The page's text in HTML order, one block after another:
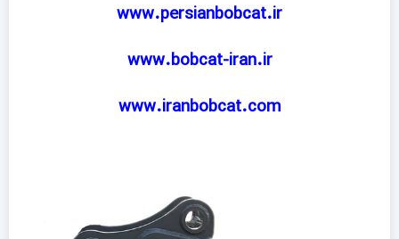
www.persianbobcat.ir
www.bobcat-iran.ir
www.iranbobcat.com